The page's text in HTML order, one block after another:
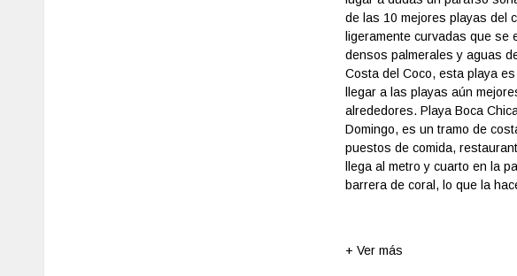
de las 10 mejores playas del
ligeramente curvadas que se
densos palmerales y aguas
Costa del Coco, esta playa
llegar a las playas aún
alrededores. Playa Boca
Domingo, es un tramo de
puestos de comida,
llega al metro y cuarto en la
barrera de coral, lo que la
+ Ver más